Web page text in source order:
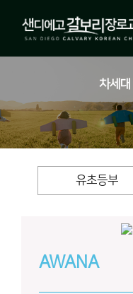
차세대
유초등부
AWANA